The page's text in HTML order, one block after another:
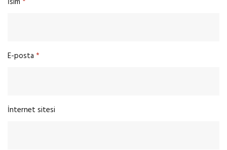
E-posta *
İnternet sitesi